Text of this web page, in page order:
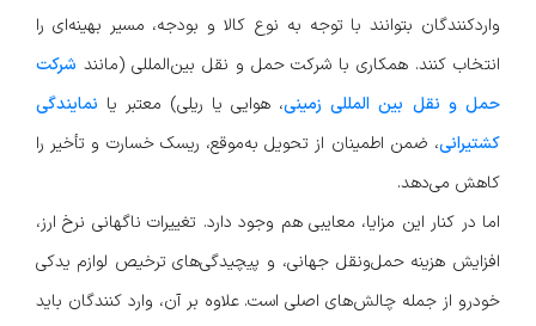
واردکنندگان بتوانند با توجه به نوع کالا و بودجه، مسیر بهینه‌ای را
انتخاب کنند. همکاری با شرکت حمل و نقل بین‌المللی (مانند شرکت
حمل و نقل بین المللی زمینی، هوایی یا ریلی) معتبر یا نمایندگی
کشتیرانی، ضمن اطمینان از تحویل به‌موقع، ریسک خسارت و تأخیر را
کاهش می‌دهد.
اما در کنار این مزایا، معایبی هم وجود دارد. تغییرات ناگهانی نرخ ارز،
افزایش هزینه حمل‌ونقل جهانی، و پیچیدگی‌های ترخیص لوازم یدکی
خودرو از جمله چالش‌های اصلی است. علاوه بر آن، وارد کنندگان باید